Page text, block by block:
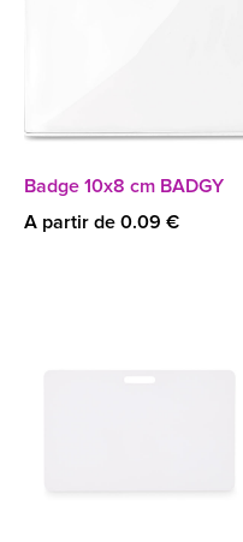
Badge 10x8 cm BADGY
A partir de 0.09 €